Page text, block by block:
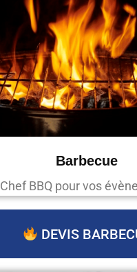
Barbecue
Chef BBQ pour vos
DEVIS